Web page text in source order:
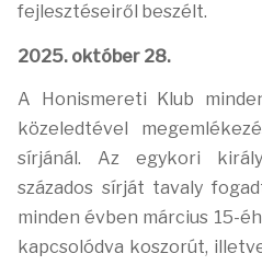
fejlesztéseiről beszélt.
2025. október 28.
A Honismereti Klub
közeledtével
sírjánál. Az egykori
százados sírját tavaly
minden évben március 15-
kapcsolódva koszorút,